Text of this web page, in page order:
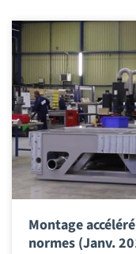
Montage
normes (Janv.